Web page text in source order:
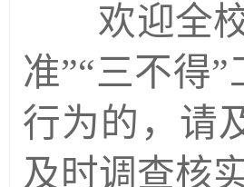
欢迎全
准”“三不得
行为的，请
及时调查核